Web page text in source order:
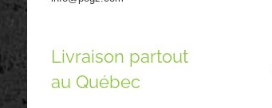
Livraison partout
au Québec